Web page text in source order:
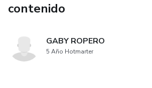
contenido
GABY ROPERO
5 Año Hotmarter